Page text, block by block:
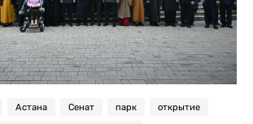
Астана Сенат парк открытие